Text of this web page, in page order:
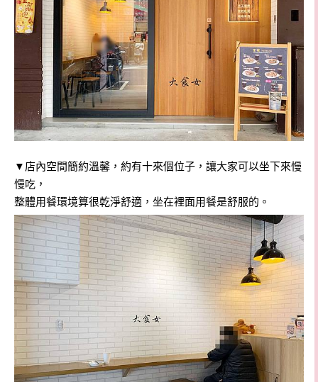
▼店內空間簡約溫馨，約有十來個位子，讓大家可以坐下來慢
慢吃，
整體用餐環境算很乾淨舒適，坐在裡面用餐是舒服的。